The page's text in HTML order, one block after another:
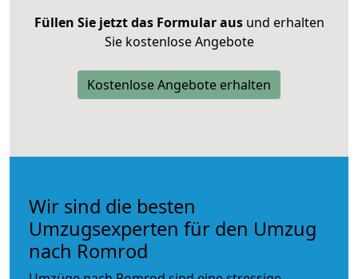
Füllen Sie jetzt das Formular ausund erhalten
Sie kostenlose Angebote
Kostenlose Angebote erhalten
Wir sind die besten
Umzugsexperten für den Umzug
nach Romrod